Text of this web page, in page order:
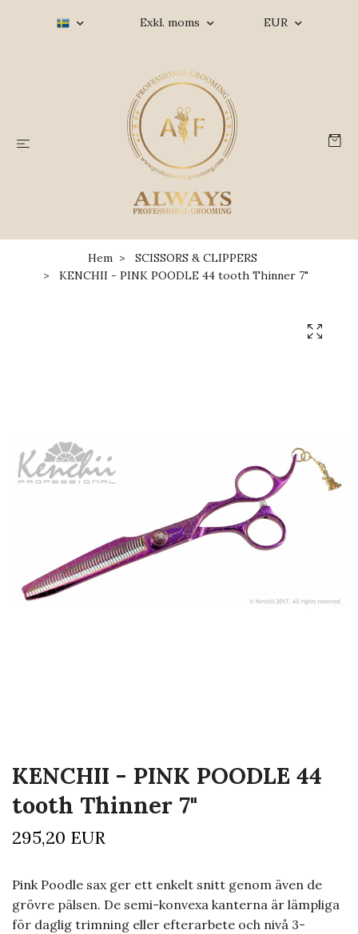
Exkl. moms EUR
Hem
SCISSORS & CLIPPERS
KENCHII - PINK POODLE 44 tooth Thinner 7"
KENCHII - PINK POODLE 44
tooth Thinner 7"
295,20 EUR
Pink Poodle sax ger ett enkelt snitt genom även de
grövre pälsen. De semi-konvexa kanterna är lämpliga
för daglig trimning eller efterarbete och nivå 3-